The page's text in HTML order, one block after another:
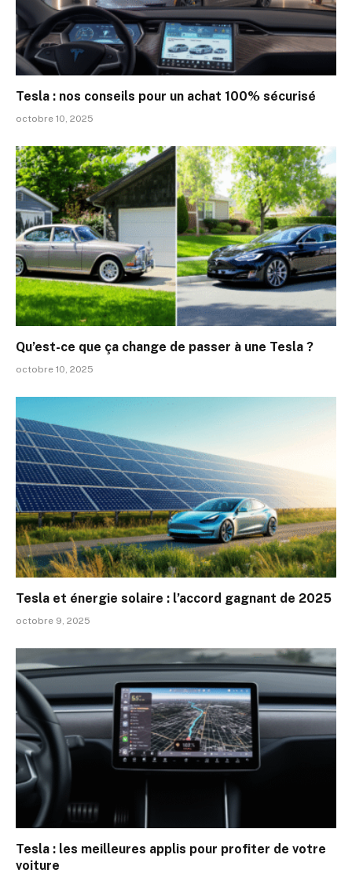
Tesla : nos conseils pour un achat 100% sécurisé
octobre 10, 2025
Qu’est-ce que ça change de passer à une Tesla ?
octobre 10, 2025
Tesla et énergie solaire : l’accord gagnant de 2025
octobre 9, 2025
Tesla : les meilleures applis pour profiter de votre
voiture